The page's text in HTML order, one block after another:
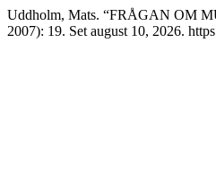
Uddholm, Mats. “FRÅGAN OM
2007): 19. Set august 10, 2026.